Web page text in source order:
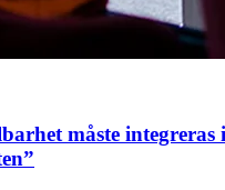
måste integreras